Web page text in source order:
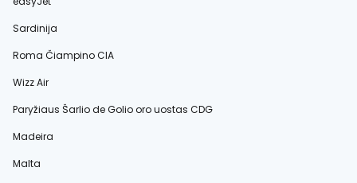
Sardinija
Roma Čiampino CIA
Wizz Air
Paryžiaus Šarlio de Golio oro uostas CDG
Madeira
Malta